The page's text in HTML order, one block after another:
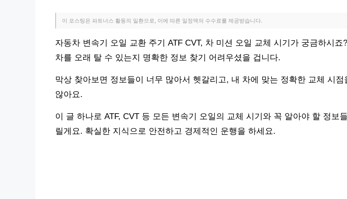
이 포스팅은 파트너스 활동의 일환으로, 이에 따른 일정액의 수수료를 제공받습니다.
자동차 변속기 오일 교환 주기 ATF CVT, 차 미션 오일 교체 시기가 궁금하시죠
차를 오래 탈 수 있는지 명확한 정보 찾기 어려우셨을 겁니다.
막상 찾아보면 정보들이 너무 많아서 헷갈리고, 내 차에 맞는 정확한 교체 시점
않아요.
이 글 하나로 ATF, CVT 등 모든 변속기 오일의 교체 시기와 꼭 알아야 할 정보
릴게요. 확실한 지식으로 안전하고 경제적인 운행을 하세요.